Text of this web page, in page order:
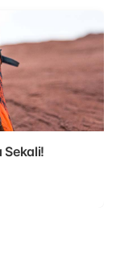
Sekali!